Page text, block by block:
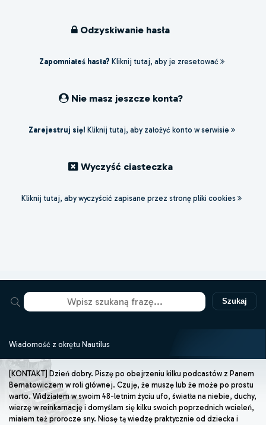
Odzyskiwanie hasła
Zapomniałeś hasła? Kliknij tutaj, aby je zresetować
Nie masz jeszcze konta?
Zarejestruj się! Kliknij tutaj, aby założyć konto w serwisie
Wyczyść ciasteczka
Kliknij tutaj, aby wyczyścić zapisane przez stronę pliki cookies
Szukaj
Wiadomość z okrętu Nautilus
[KONTAKT] Dzień dobry. Piszę po obejrzeniu kilku podcastów z Panem
Bernatowiczem w roli głównej. Czuję, że muszę lub że może po prostu
warto. Widziałem w swoim 48-letnim życiu ufo, światła na niebie, duchy,
wierzę w reinkarnację i domyślam się kilku swoich poprzednich wcieleń,
miałem też prorocze sny. Niosę tą wiedzę praktycznie od dziecka i